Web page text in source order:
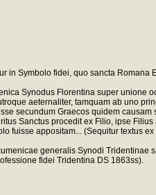
in Symbolo fidei, quo sancta
Synodus Florentina super
aeternaliter, tamquam ab uno
secundum Graecos quidem
Sanctus procedit ex Filio, ipse
fuisse appositam... (Sequitur textus
generalis Synodi
fidei Tridentina DS 1863ss).